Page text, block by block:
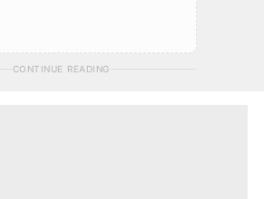
CONTINUE READING